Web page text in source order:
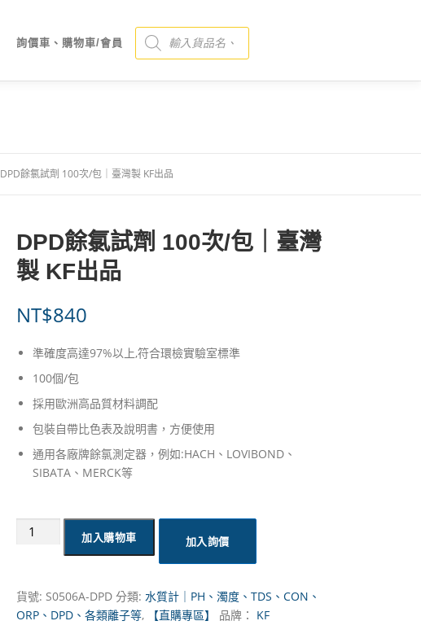
詢價車、購物車/會員
Products search
DPD餘氯試劑 100次/包｜臺灣製 KF出品
DPD餘氯試劑 100次/包｜臺灣
製 KF出品
NT$840
準確度高達97%以上,符合環檢實驗室標準
100個/包
採用歐洲高品質材料調配
包裝自帶比色表及說明書，方便使用
通用各廠牌餘氯測定器，例如:HACH、LOVIBOND、
SIBATA、MERCK等
DPD
劑
100
加入購物車 加入詢價
貨號: S0506A-DPD 分類: 水質計｜PH、濁度、TDS、CON、
ORP、DPD、各類離子等, 【直購專區】 品牌： KF